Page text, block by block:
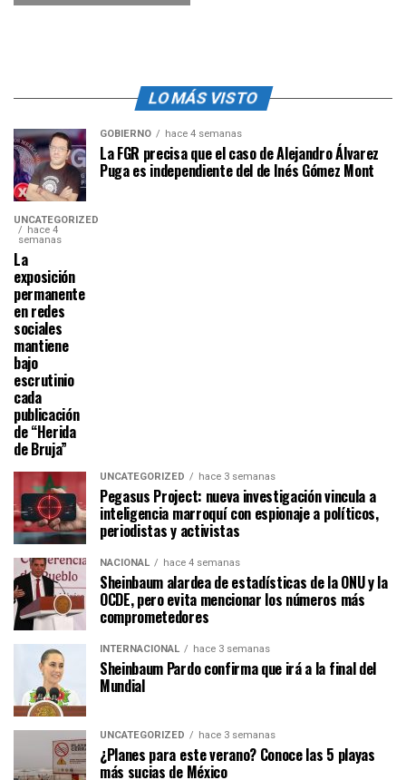
LO MÁS VISTO
GOBIERNO hace 4 semanas
La FGR precisa que el caso de Alejandro Álvarez
Puga es independiente del de Inés Gómez Mont
UNCATEGORIZED
hace 4
semanas
La
exposición
permanente
en redes
sociales
mantiene
bajo
escrutinio
cada
publicación
de “Herida
de Bruja”
UNCATEGORIZED hace 3 semanas
Pegasus Project: nueva investigación vincula a
inteligencia marroquí con espionaje a políticos,
periodistas y activistas
NACIONAL hace 4 semanas
Sheinbaum alardea de estadísticas de la ONU y la
OCDE, pero evita mencionar los números más
comprometedores
INTERNACIONAL hace 3 semanas
Sheinbaum Pardo confirma que irá a la final del
Mundial
UNCATEGORIZED hace 3 semanas
¿Planes para este verano? Conoce las 5 playas
más sucias de México